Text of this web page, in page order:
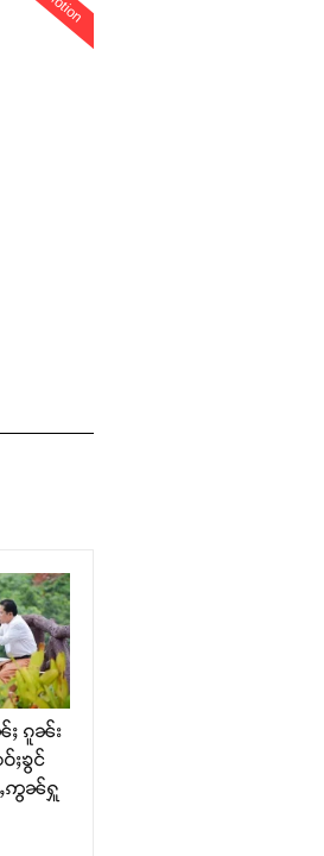
ႈ ၵူၼ်း
ႈၶွင်
ႇဢွၼ်ႁူ